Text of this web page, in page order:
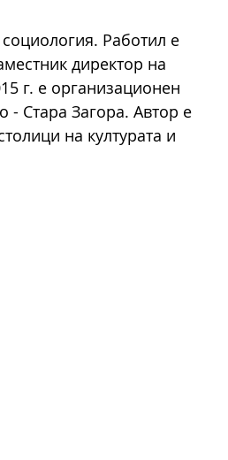
Работил е
директор на
г. е организационен
- Стара Загора. Автор е
на културата и